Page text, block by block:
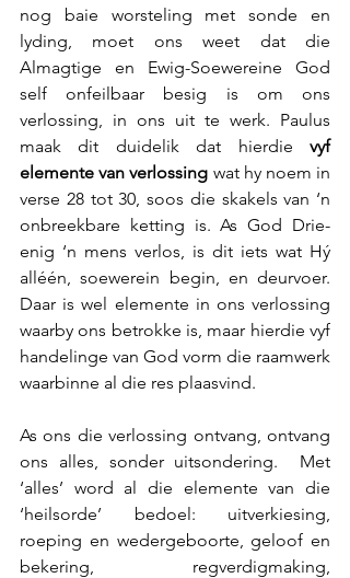
nog baie worsteling met sonde en
lyding, moet ons weet dat die
Almagtige en Ewig-Soewereine God
self onfeilbaar besig is om ons
verlossing, in ons uit te werk. Paulus
maak dit duidelik dat hierdie vyf
elemente van verlossing wat hy noem in
verse 28 tot 30, soos die skakels van ‘n
onbreekbare ketting is. As God Drie-
enig ‘n mens verlos, is dit iets wat Hý
alléén, soewerein begin, en deurvoer.
Daar is wel elemente in ons verlossing
waarby ons betrokke is, maar hierdie vyf
handelinge van God vorm die raamwerk
waarbinne al die res plaasvind.
As ons die verlossing ontvang, ontvang
ons alles, sonder uitsondering.  Met
‘alles’ word al die elemente van die
‘heilsorde’ bedoel: uitverkiesing,
roeping en wedergeboorte, geloof en
bekering, regverdigmaking,